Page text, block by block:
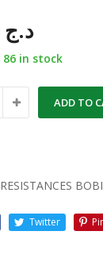
د.ج
86 in stock
ADD TO
RESISTANCES
Twitter